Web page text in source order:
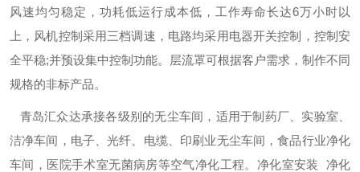
风速均匀稳定，功耗低运行成本低，工作寿命长达6万小时以
上，风机控制采用三档调速，电路均采用电器开关控制，控制安
全平稳;并预设集中控制功能。层流罩可根据客户需求，制作不同
规格的非标产品。
青岛汇众达承接各级别的无尘车间，适用于制药厂、实验室、
洁净车间，电子、光纤、电缆、印刷业无尘车间，食品行业净化
车间，医院手术室无菌病房等空气净化工程。净化室安装 净化